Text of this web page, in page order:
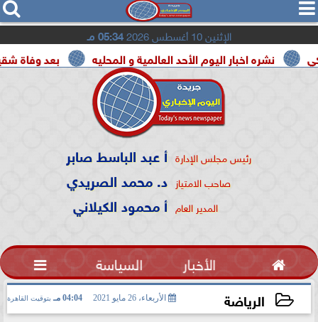
  
الإثنين 10 أغسطس 2026 05:34 مـ
بعد وفاة شقيقه نشره اخبار اليوم الأحد العالمية و المحليه
رئيس مجلس الإدارة أ عبد الباسط صابر
صاحب الامتياز د. محمد الصريدي
المدير العام أ محمود الكيلاني
 الأخبار السياسة 
الرياضة الأربعاء، 26 مايو 2021 04:04 مـ بتوقيت القاهرة